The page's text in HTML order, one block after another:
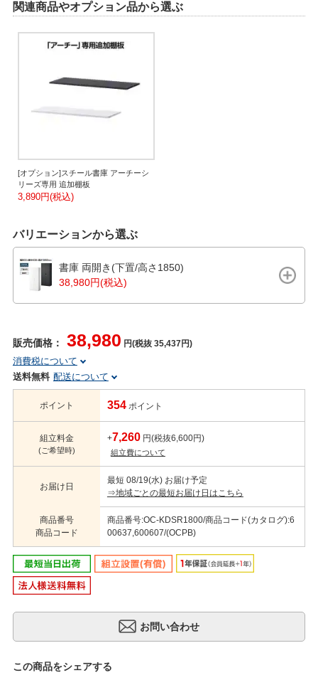
関連商品やオプション品から選ぶ
[オプション]スチール書庫 アーチーシ
リーズ専用 追加棚板
3,890円(税込)
バリエーションから選ぶ
書庫 両開き(下置/高さ1850)
38,980円(税込)
販売価格： 38,980 円(税抜 35,437円)
消費税について
送料無料 配送について
ポイント 354 ポイント
組立料金
(ご希望時)
+7,260 円(税抜6,600円)
組立費について
お届け日
最短 08/19(水) お届け予定
⇒地域ごとの最短お届け日はこちら
商品番号
商品コード
商品番号:OC-KDSR1800/商品コード(カタログ):6
00637,600607/(OCPB)
この商品をシェアする